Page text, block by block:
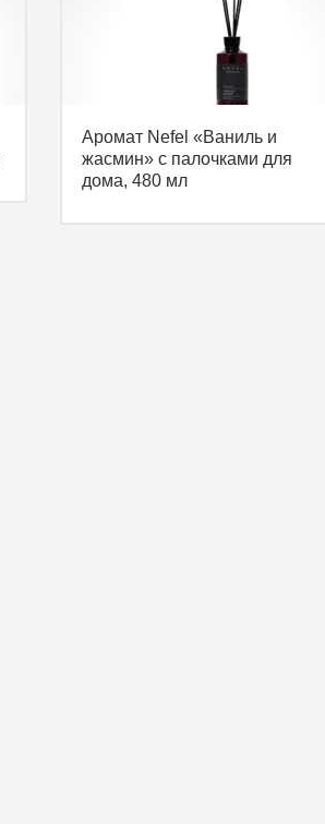
Аромат Nefel «Ваниль и
жасмин» с палочками для
дома, 480 мл